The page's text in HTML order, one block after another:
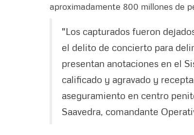
aproximadamente 800 millones de
"Los capturados fueron
el delito de concierto para
presentan anotaciones en el
calificado y agravado y
aseguramiento en centro
Saavedra, comandante